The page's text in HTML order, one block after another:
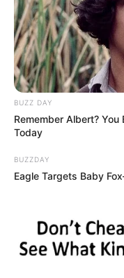
BUZZ DAY
Remember Albert?
Today
BUZZDAY
Eagle Targets Baby